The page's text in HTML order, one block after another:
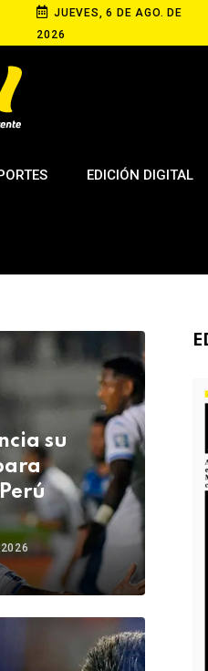
JUEVES, 6 DE AGO. DE
2026
EDICIÓN DIGITAL
su